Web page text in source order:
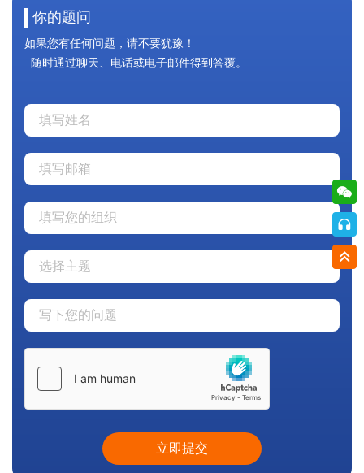
你的题问
如果您有任何问题，请不要犹豫！
随时通过聊天、电话或电子邮件得到答覆。
立即提交